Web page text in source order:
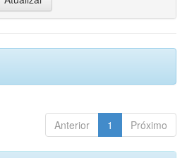
Anterior 1 Próximo